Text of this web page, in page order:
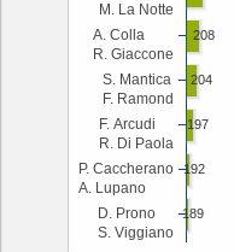
D. Prono
S. Viggiano
P. Caccherano
A. Lupano
F. Arcudi
R. Di Paola
S. Mantica
F. Ramond
A. Colla
R. Giaccone
M. La Notte
189
192
197
204
208